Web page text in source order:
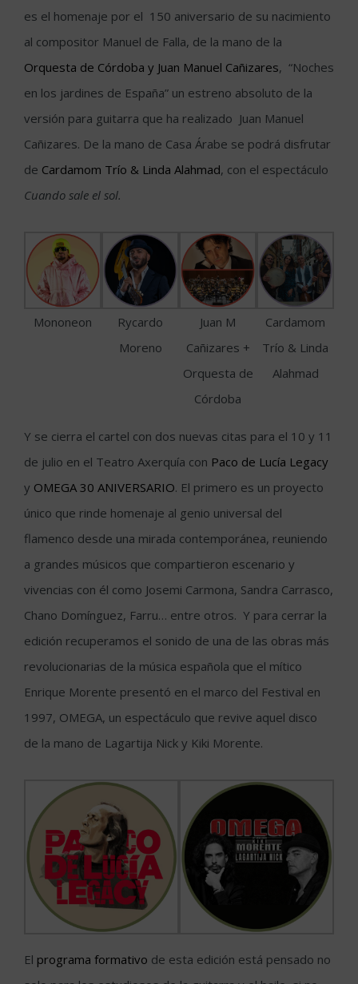
es el homenaje por el 150 aniversario de su nacimiento
al compositor Manuel de Falla, de la mano de la
Orquesta de Córdoba y Juan Manuel Cañizares, “Noches
en los jardines de España” un estreno absoluto de la
versión para guitarra que ha realizado Juan Manuel
Cañizares. De la mano de Casa Árabe se podrá disfrutar
de Cardamom Trío & Linda Alahmad, con el espectáculo
Cuando sale el sol.
Mononeon
Rycardo
Moreno
Juan M
Cañizares +
Orquesta de
Córdoba
Cardamom
Trío & Linda
Alahmad
Y se cierra el cartel con dos nuevas citas para el 10 y 11
de julio en el Teatro Axerquía con Paco de Lucía Legacy
y OMEGA 30 ANIVERSARIO. El primero es un proyecto
único que rinde homenaje al genio universal del
flamenco desde una mirada contemporánea, reuniendo
a grandes músicos que compartieron escenario y
vivencias con él como Josemi Carmona, Sandra Carrasco,
Chano Domínguez, Farru… entre otros. Y para cerrar la
edición recuperamos el sonido de una de las obras más
revolucionarias de la música española que el mítico
Enrique Morente presentó en el marco del Festival en
1997, OMEGA, un espectáculo que revive aquel disco
de la mano de Lagartija Nick y Kiki Morente.
El programa formativo de esta edición está pensado no